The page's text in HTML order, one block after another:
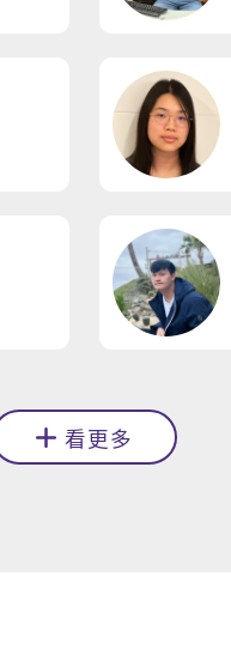
看更多